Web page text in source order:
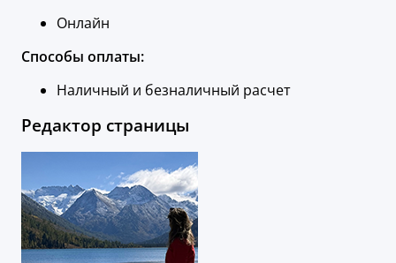
Онлайн
Способы оплаты:
Наличный и безналичный расчет
Редактор страницы